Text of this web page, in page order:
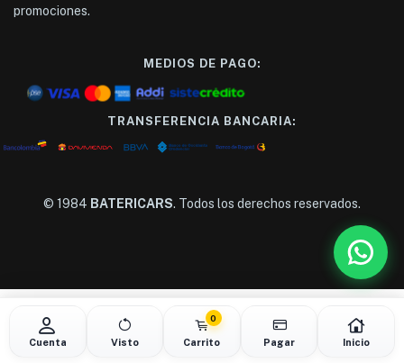
promociones.
© 1984 BATERICARS. Todos los derechos reservados.
MEDIOS DE PAGO:
TRANSFERENCIA BANCARIA:
Cuenta Visto
0
Carrito Pagar Inicio